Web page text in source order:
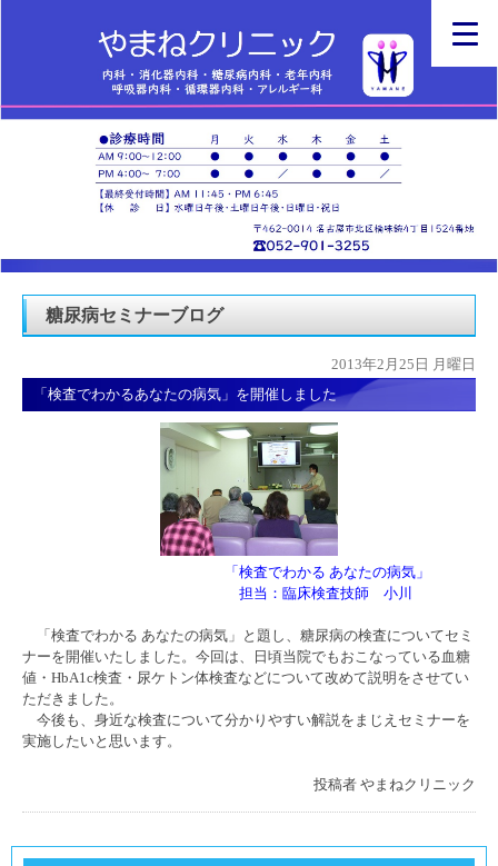
糖尿病セミナーブログ
2013年2月25日 月曜日
「検査でわかるあなたの病気」を開催しました
「検査でわかる あなたの病気」
担当：臨床検査技師 小川
「検査でわかる あなたの病気」と題し、糖尿病の検査についてセミ
ナーを開催いたしました。今回は、日頃当院でもおこなっている血糖
値・HbA1c検査・尿ケトン体検査などについて改めて説明をさせてい
ただきました。
今後も、身近な検査について分かりやすい解説をまじえセミナーを
実施したいと思います。
投稿者 やまねクリニック